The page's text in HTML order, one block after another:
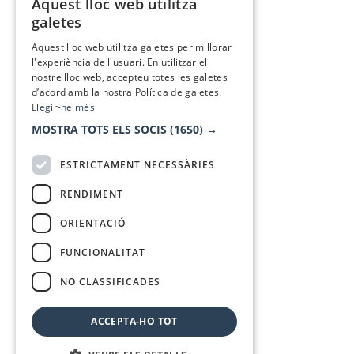
Aquest lloc web utilitza
galetes
Aquest lloc web utilitza galetes per millorar
l'experiència de l'usuari. En utilitzar el
nostre lloc web, accepteu totes les galetes
d’acord amb la nostra Política de galetes.
Llegir-ne més
MOSTRA TOTS ELS SOCIS (1650) →
ESTRICTAMENT NECESSÀRIES
RENDIMENT
ORIENTACIÓ
FUNCIONALITAT
NO CLASSIFICADES
ACCEPTA-HO TOT